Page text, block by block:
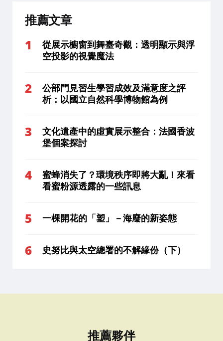
推薦文章
從展示櫥窗到舞臺奇觀：透明顯示與浮
空投影的視覺魔法
公部門見習生學習成效及滿意度之評
析：以國立自然科學博物館為例
文化遺產中的虛實展示整合：法國香波
堡個案探討
蜜蜂消失了？環境秩序即將大亂！來看
看蜜粉源透露的一些訊息
一棵開花的「塑」－海廢的新姿態
史努比與太空總署的不解緣份（下）
推薦夥伴